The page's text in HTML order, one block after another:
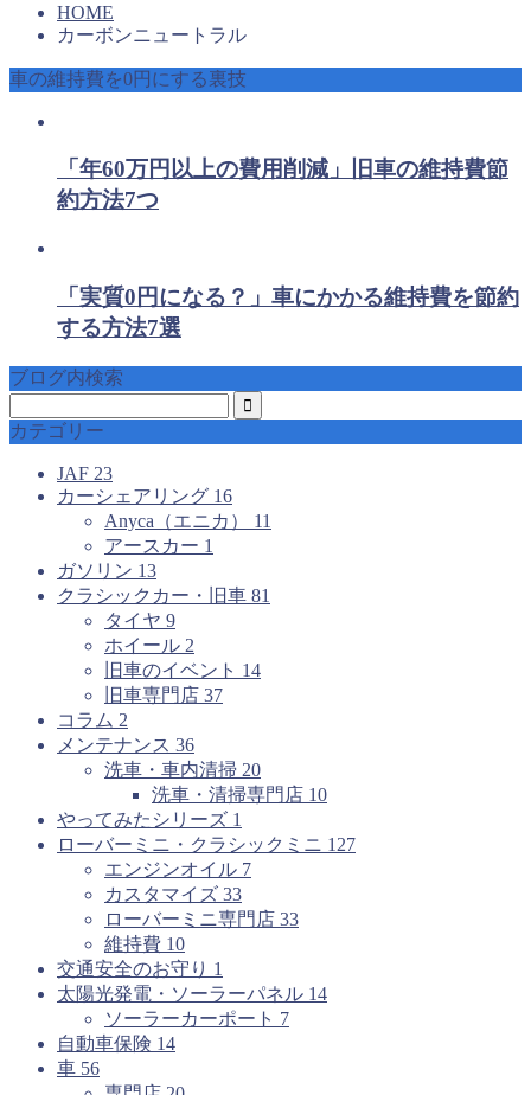
HOME
カーボンニュートラル
車の維持費を0円にする裏技
「年60万円以上の費用削減」旧車の維持費節
約方法7つ
「実質0円になる？」車にかかる維持費を節約
する方法7選
ブログ内検索
カテゴリー
JAF 23
カーシェアリング 16
Anyca（エニカ） 11
アースカー 1
ガソリン 13
クラシックカー・旧車 81
タイヤ 9
ホイール 2
旧車のイベント 14
旧車専門店 37
コラム 2
メンテナンス 36
洗車・車内清掃 20
洗車・清掃専門店 10
やってみたシリーズ 1
ローバーミニ・クラシックミニ 127
エンジンオイル 7
カスタマイズ 33
ローバーミニ専門店 33
維持費 10
交通安全のお守り 1
太陽光発電・ソーラーパネル 14
ソーラーカーポート 7
自動車保険 14
車 56